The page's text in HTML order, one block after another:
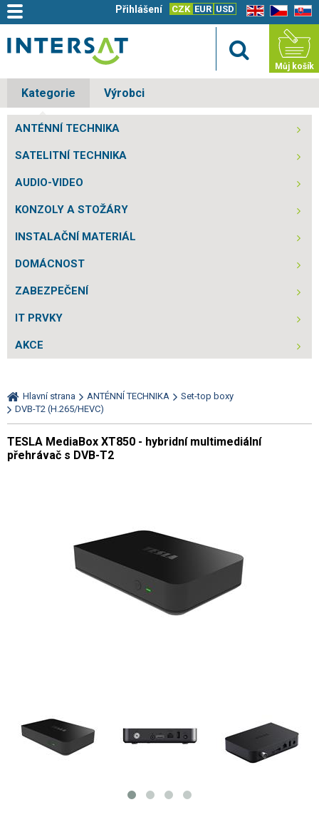
EN CZ SK
CZK EUR USD
Přihlášení
Můj košík
Kategorie Výrobci
ANTÉNNÍ TECHNIKA
SATELITNÍ TECHNIKA
AUDIO-VIDEO
KONZOLY A STOŽÁRY
INSTALAČNÍ MATERIÁL
DOMÁCNOST
ZABEZPEČENÍ
IT PRVKY
AKCE
Hlavní strana ANTÉNNÍ TECHNIKA
Set-top boxy
DVB-T2 (H.265/HEVC)
TESLA MediaBox XT850 - hybridní multimediální
přehrávač s DVB-T2